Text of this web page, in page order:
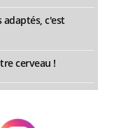
adaptés, c'est
cerveau !